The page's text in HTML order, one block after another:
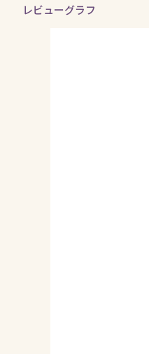
レビューグラフ